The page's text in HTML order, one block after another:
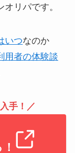
リパです。
いつなのか
用者の体験談
手！／